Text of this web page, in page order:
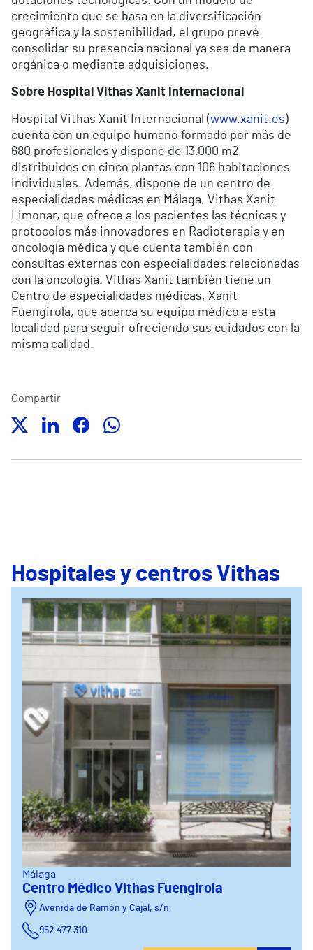
crecimiento que se basa en la diversificación
geográfica y la sostenibilidad, el grupo prevé
consolidar su presencia nacional ya sea de manera
orgánica o mediante adquisiciones.
Sobre Hospital Vithas Xanit Internacional
Hospital Vithas Xanit Internacional (www.xanit.es)
cuenta con un equipo humano formado por más de
680 profesionales y dispone de 13.000 m2
distribuidos en cinco plantas con 106 habitaciones
individuales. Además, dispone de un centro de
especialidades médicas en Málaga, Vithas Xanit
Limonar, que ofrece a los pacientes las técnicas y
protocolos más innovadores en Radioterapia y en
oncología médica y que cuenta también con
consultas externas con especialidades relacionadas
con la oncología. Vithas Xanit también tiene un
Centro de especialidades médicas, Xanit
Fuengirola, que acerca su equipo médico a esta
localidad para seguir ofreciendo sus cuidados con la
misma calidad.
Compartir
Hospitales y centros Vithas
Málaga
Centro Médico Vithas Fuengirola
Avenida de Ramón y Cajal, s/n
952 477 310